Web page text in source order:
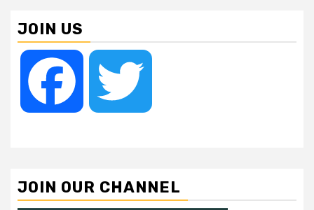
JOIN US
Facebook
JOIN OUR CHANNEL